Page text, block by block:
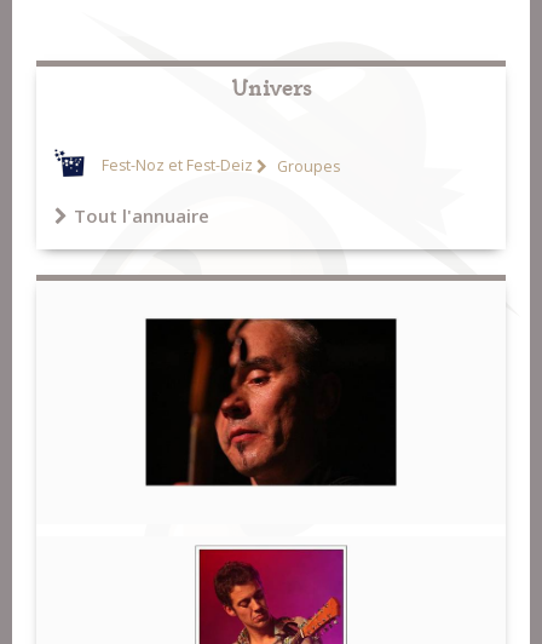
Univers
Fest-Noz et Fest-Deiz Groupes
Tout l'annuaire